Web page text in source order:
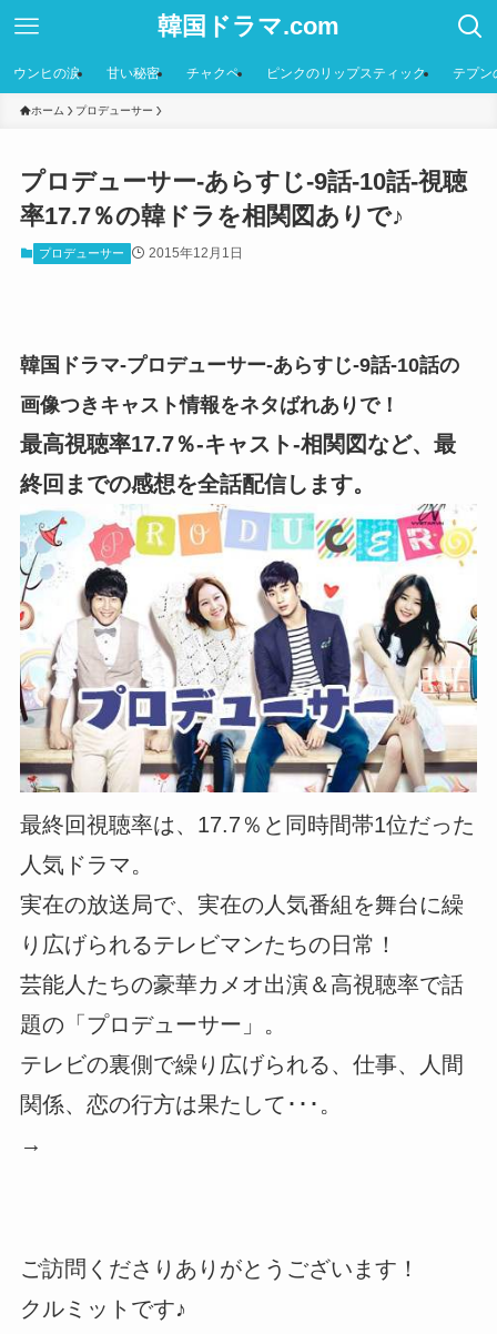
韓国ドラマ.com
ウンヒの涙 甘い秘密 チャクペ ピンクのリップスティック テプン
ホーム プロデューサー
プロデューサー-あらすじ-9話-10話-視聴
率17.7％の韓ドラを相関図ありで♪
プロデューサー 2015年12月1日
韓国ドラマ-プロデューサー-あらすじ-9話-10話の
画像つきキャスト情報をネタばれありで！
最高視聴率17.7％-キャスト-相関図など、最
終回までの感想を全話配信します。
最終回視聴率は、17.7％と同時間帯1位だった
人気ドラマ。
実在の放送局で、実在の人気番組を舞台に繰
り広げられるテレビマンたちの日常！
芸能人たちの豪華カメオ出演＆高視聴率で話
題の「プロデューサー」。
テレビの裏側で繰り広げられる、仕事、人間
関係、恋の行方は果たして･･･。
→
ご訪問くださりありがとうございます！
クルミットです♪